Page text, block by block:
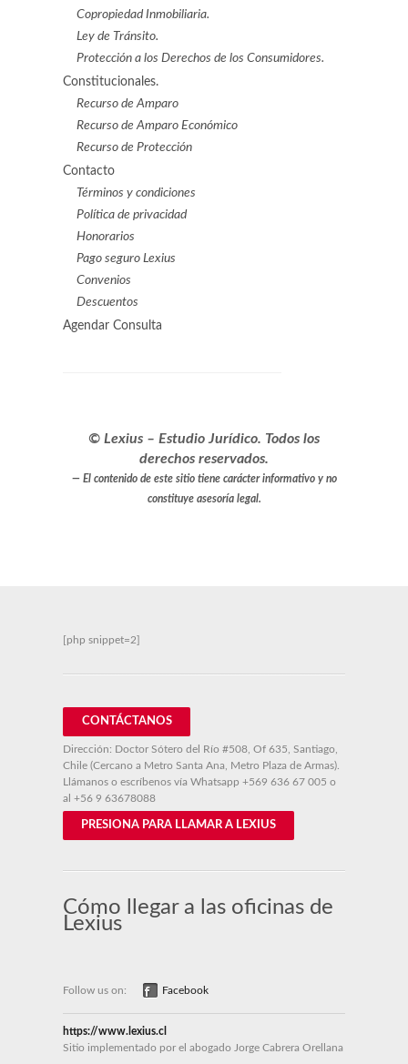
Copropiedad Inmobiliaria.
Ley de Tránsito.
Protección a los Derechos de los Consumidores.
Constitucionales.
Recurso de Amparo
Recurso de Amparo Económico
Recurso de Protección
Contacto
Términos y condiciones
Política de privacidad
Honorarios
Pago seguro Lexius
Convenios
Descuentos
Agendar Consulta
© Lexius – Estudio Jurídico. Todos los
derechos reservados.
El contenido de este sitio tiene carácter informativo y no
constituye asesoría legal.
[php snippet=2]
CONTÁCTANOS
Dirección: Doctor Sótero del Río #508, Of 635, Santiago,
Chile (Cercano a Metro Santa Ana, Metro Plaza de Armas).
Llámanos o escríbenos vía Whatsapp +569 636 67 005 o
al +56 9 63678088
PRESIONA PARA LLAMAR A LEXIUS
Cómo llegar a las oficinas de
Lexius
Follow us on: Facebook
https://www.lexius.cl
Sitio implementado por el abogado Jorge Cabrera Orellana